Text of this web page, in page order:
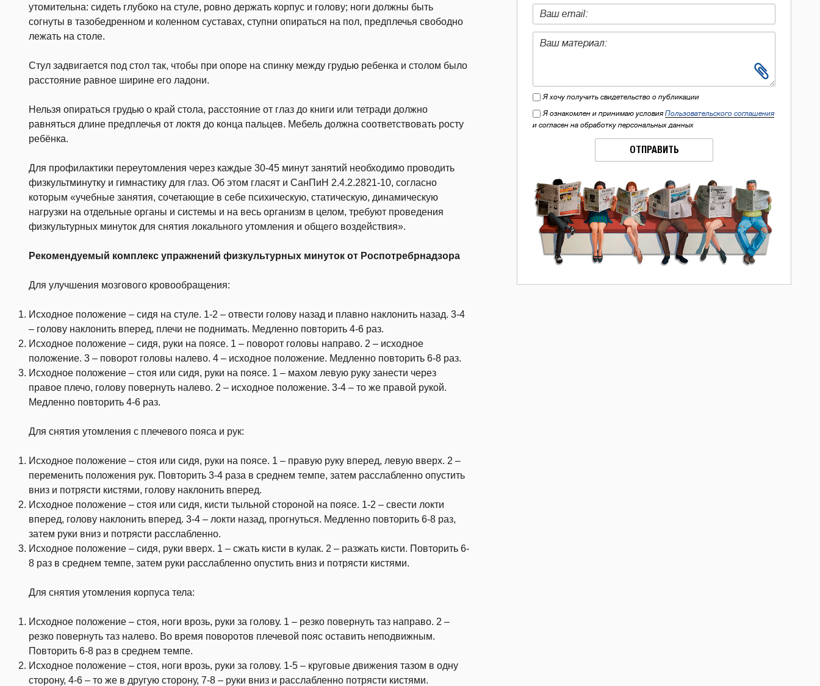
утомительна: сидеть глубоко на стуле, ровно держать корпус и голову; ноги должны быть
согнуты в тазобедренном и коленном суставах, ступни опираться на пол, предплечья свободно
лежать на столе.
Стул задвигается под стол так, чтобы при опоре на спинку между грудью ребенка и столом было
расстояние равное ширине его ладони.
Нельзя опираться грудью о край стола, расстояние от глаз до книги или тетради должно
равняться длине предплечья от локтя до конца пальцев. Мебель должна соответствовать росту
ребёнка.
Для профилактики переутомления через каждые 30-45 минут занятий необходимо проводить
физкультминутку и гимнастику для глаз. Об этом гласят и СанПиН 2.4.2.2821-10, согласно
которым «учебные занятия, сочетающие в себе психическую, статическую, динамическую
нагрузки на отдельные органы и системы и на весь организм в целом, требуют проведения
физкультурных минуток для снятия локального утомления и общего воздействия».
Рекомендуемый комплекс упражнений физкультурных минуток от Роспотребрнадзора
Для улучшения мозгового кровообращения:
Исходное положение – сидя на стуле. 1-2 – отвести голову назад и плавно наклонить назад. 3-4
– голову наклонить вперед, плечи не поднимать. Медленно повторить 4-6 раз.
Исходное положение – сидя, руки на поясе. 1 – поворот головы направо. 2 – исходное
положение. 3 – поворот головы налево. 4 – исходное положение. Медленно повторить 6-8 раз.
Исходное положение – стоя или сидя, руки на поясе. 1 – махом левую руку занести через
правое плечо, голову повернуть налево. 2 – исходное положение. 3-4 – то же правой рукой.
Медленно повторить 4-6 раз.
Для снятия утомления с плечевого пояса и рук:
Исходное положение – стоя или сидя, руки на поясе. 1 – правую руку вперед, левую вверх. 2 –
переменить положения рук. Повторить 3-4 раза в среднем темпе, затем расслабленно опустить
вниз и потрясти кистями, голову наклонить вперед.
Исходное положение – стоя или сидя, кисти тыльной стороной на поясе. 1-2 – свести локти
вперед, голову наклонить вперед. 3-4 – локти назад, прогнуться. Медленно повторить 6-8 раз,
затем руки вниз и потрясти расслабленно.
Исходное положение – сидя, руки вверх. 1 – сжать кисти в кулак. 2 – разжать кисти. Повторить 6-
8 раз в среднем темпе, затем руки расслабленно опустить вниз и потрясти кистями.
Для снятия утомления корпуса тела:
Исходное положение – стоя, ноги врозь, руки за голову. 1 – резко повернуть таз направо. 2 –
резко повернуть таз налево. Во время поворотов плечевой пояс оставить неподвижным.
Повторить 6-8 раз в среднем темпе.
Исходное положение – стоя, ноги врозь, руки за голову. 1-5 – круговые движения тазом в одну
сторону, 4-6 – то же в другую сторону, 7-8 – руки вниз и расслабленно потрясти кистями.
Я хочу получить свидетельство о публикации
Я ознакомлен и принимаю условия Пользовательского соглашения
и согласен на обработку персональных данных
ОТПРАВИТЬ